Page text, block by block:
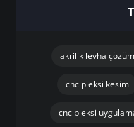
akrilik levha
cnc pleksi kesim
cnc pleksi